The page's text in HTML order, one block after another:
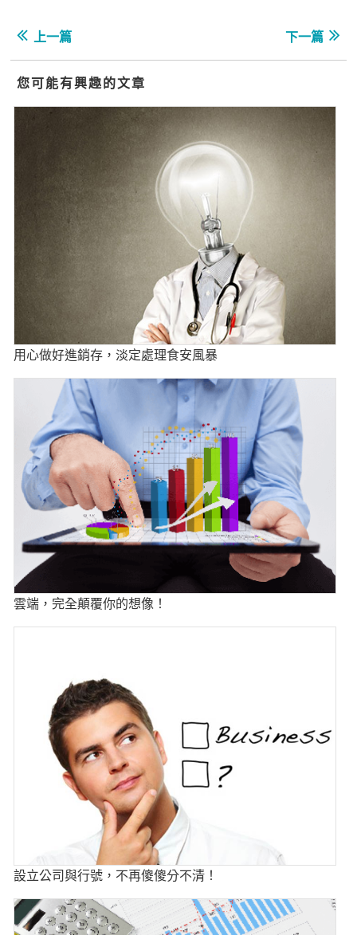
上一篇 下一篇
您可能有興趣的文章
用心做好進銷存，淡定處理食安風暴
雲端，完全顛覆你的想像！
設立公司與行號，不再傻傻分不清！